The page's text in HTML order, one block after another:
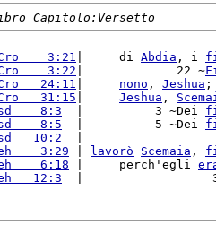
Capitolo:Versetto
3:21 |     di Abdia , i
3:22 |             22 ~
24:11 nono , Jeshua
31:15 Jeshua ,
8:3
  |          3 ~Dei
8:5
  |          5 ~Dei
10:2
|
3:29 lavorò Scemaia ,
6:18 |     perch'egli
12:3
|